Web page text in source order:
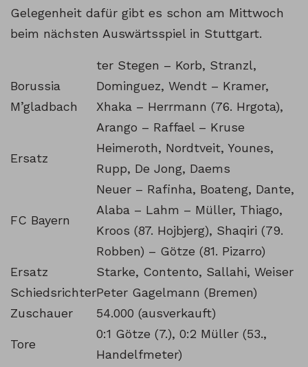
Gelegenheit dafür gibt es schon am Mittwoch
beim nächsten Auswärtsspiel in Stuttgart.
Borussia
M’gladbach
ter Stegen – Korb, Stranzl,
Dominguez, Wendt – Kramer,
Xhaka – Herrmann (76. Hrgota),
Arango – Raffael – Kruse
Ersatz
Heimeroth, Nordtveit, Younes,
Rupp, De Jong, Daems
FC Bayern
Neuer – Rafinha, Boateng, Dante,
Alaba – Lahm – Müller, Thiago,
Kroos (87. Hojbjerg), Shaqiri (79.
Robben) – Götze (81. Pizarro)
Ersatz
Starke, Contento, Sallahi, Weiser
SchiedsrichterPeter Gagelmann (Bremen)
Zuschauer
54.000 (ausverkauft)
Tore
0:1 Götze (7.), 0:2 Müller (53.,
Handelfmeter)